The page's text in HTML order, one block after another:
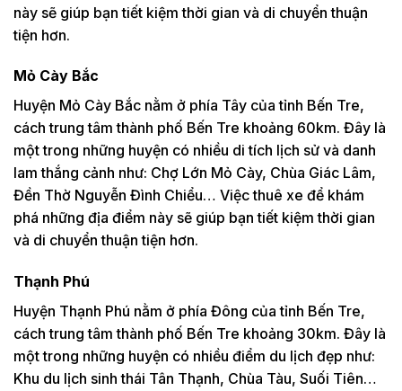
này sẽ giúp bạn tiết kiệm thời gian và di chuyển thuận
tiện hơn.
Mỏ Cày Bắc
Huyện Mỏ Cày Bắc nằm ở phía Tây của tỉnh Bến Tre,
cách trung tâm thành phố Bến Tre khoảng 60km. Đây là
một trong những huyện có nhiều di tích lịch sử và danh
lam thắng cảnh như: Chợ Lớn Mỏ Cày, Chùa Giác Lâm,
Đền Thờ Nguyễn Đình Chiểu… Việc thuê xe để khám
phá những địa điểm này sẽ giúp bạn tiết kiệm thời gian
và di chuyển thuận tiện hơn.
Thạnh Phú
Huyện Thạnh Phú nằm ở phía Đông của tỉnh Bến Tre,
cách trung tâm thành phố Bến Tre khoảng 30km. Đây là
một trong những huyện có nhiều điểm du lịch đẹp như:
Khu du lịch sinh thái Tân Thạnh, Chùa Tàu, Suối Tiên…